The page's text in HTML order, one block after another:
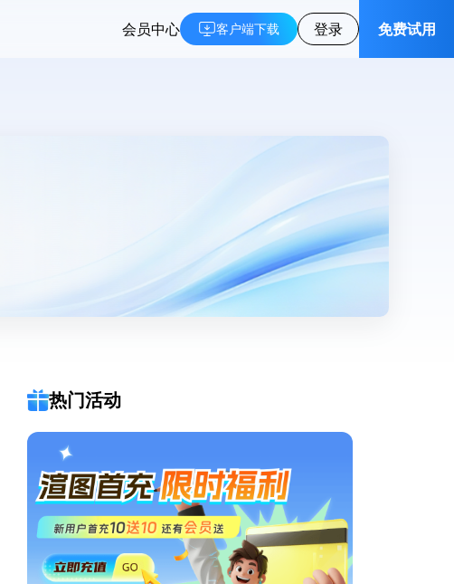
会员中心 客户端下载 登录 免费试用
热门活动